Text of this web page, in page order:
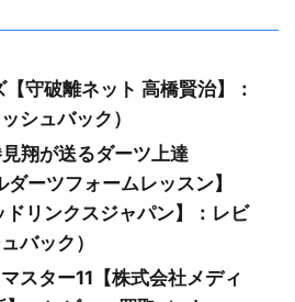
守破離ネット 高橋賢治】：
シュバック）
翔が送るダーツ上達
ーツフォームレッスン】
ドリンクスジャパン】：レビ
バック）
スター11【株式会社メディ